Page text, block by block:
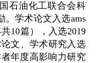
石油化工联合会科
。学术论文入选ams
10篇），入选2019
文、学术研究入选
者年度高影响力研究